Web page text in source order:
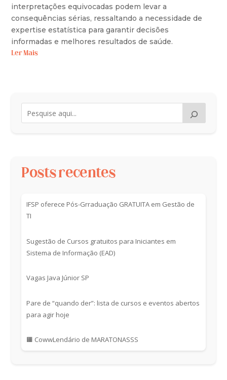
interpretações equivocadas podem levar a
consequências sérias, ressaltando a necessidade de
expertise estatística para garantir decisões
informadas e melhores resultados de saúde.
Ler Mais
Posts recentes
IFSP oferece Pós-Grraduação GRATUITA em Gestão de
TI
Sugestão de Cursos gratuitos para Iniciantes em
Sistema de Informação (EAD)
Vagas Java Júnior SP
Pare de “quando der”: lista de cursos e eventos abertos
para agir hoje
🟧 CowwLendário de MARATONASSS